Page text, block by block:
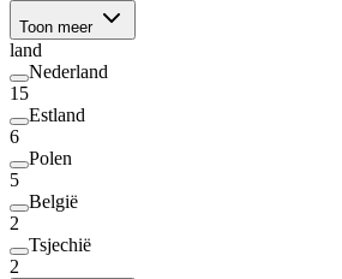
Toon meer
land
Nederland
15
Estland
6
Polen
5
België
2
Tsjechië
2